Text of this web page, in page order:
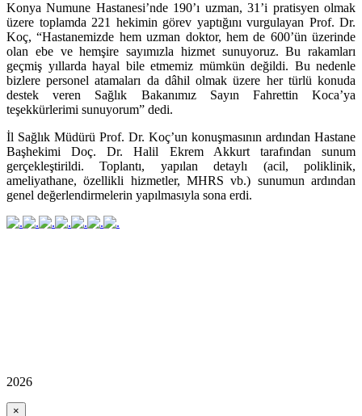
Konya Numune Hastanesi’nde 190’ı uzman, 31’i pratisyen olmak
üzere toplamda 221 hekimin görev yaptığını vurgulayan Prof. Dr.
Koç, “Hastanemizde hem uzman doktor, hem de 600’ün üzerinde
olan ebe ve hemşire sayımızla hizmet sunuyoruz. Bu rakamları
geçmiş yıllarda hayal bile etmemiz mümkün değildi. Bu nedenle
bizlere personel atamaları da dâhil olmak üzere her türlü konuda
destek veren Sağlık Bakanımız Sayın Fahrettin Koca’ya
teşekkürlerimi sunuyorum” dedi.
İl Sağlık Müdürü Prof. Dr. Koç’un konuşmasının ardından Hastane
Başhekimi Doç. Dr. Halil Ekrem Akkurt tarafından sunum
gerçekleştirildi. Toplantı, yapılan detaylı (acil, poliklinik,
ameliyathane, özellikli hizmetler, MHRS vb.) sunumun ardından
genel değerlendirmelerin yapılmasıyla sona erdi.
2026
×